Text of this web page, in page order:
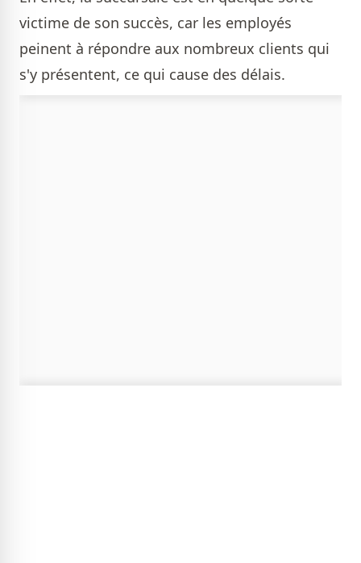
victime de son succès, car les employés
peinent à répondre aux nombreux clients qui
s'y présentent, ce qui cause des délais.